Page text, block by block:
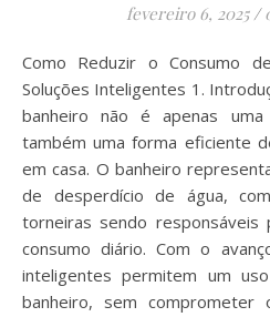
fevereiro 6, 2025 /
Como Reduzir o Consumo de Água no Banheiro com
Soluções Inteligentes 1.
banheiro não é apenas
também uma forma eficiente
em casa. O banheiro
de desperdício de água,
torneiras sendo
consumo diário. Com o
inteligentes permitem um
banheiro, sem